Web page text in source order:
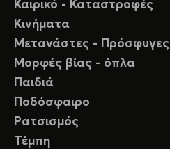
Καιρικό - Καταστροφές
Κινήματα
Μετανάστες - Πρόσφυγες
Μορφές βίας - όπλα
Παιδιά
Ποδόσφαιρο
Ρατσισμός
Τέμπη